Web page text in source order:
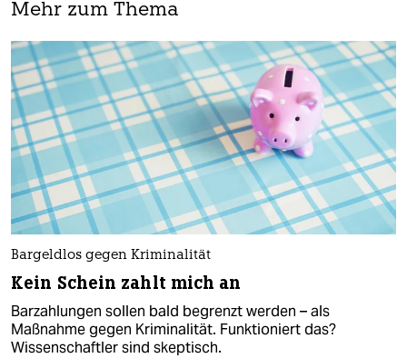
Mehr zum Thema
Bargeldlos gegen Kriminalität
Kein Schein zahlt mich an
Barzahlungen sollen bald begrenzt werden – als
Maßnahme gegen Kriminalität. Funktioniert das?
Wissenschaftler sind skeptisch.